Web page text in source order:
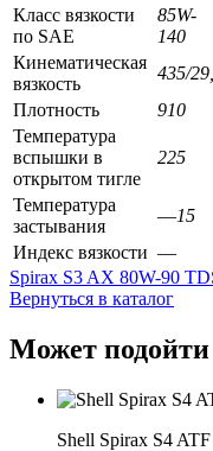
Класс вязкости
по SAE
85W-
140
Кинематическая
вязкость
435/
Плотность
910
Температура
вспышки в
открытом тигле
225
Температура
застывания
—15
Индекс вязкости —
Spirax S3 AX 80W-90
Вернуться в каталог
Может подойти
Shell Spirax S4